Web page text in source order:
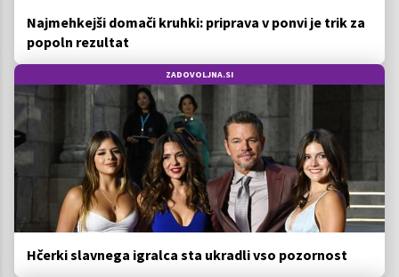
Najmehkejši domači kruhki: priprava v ponvi je trik za
popoln rezultat
ZADOVOLJNA.SI
Hčerki slavnega igralca sta ukradli vso pozornost